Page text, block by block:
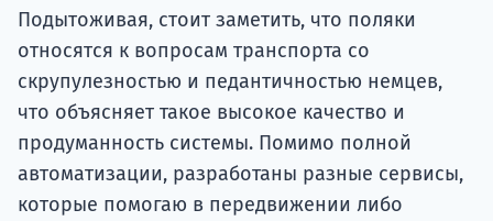
Подытоживая, стоит заметить, что поляки
относятся к вопросам транспорта со
скрупулезностью и педантичностью немцев,
что объясняет такое высокое качество и
продуманность системы. Помимо полной
автоматизации, разработаны разные сервисы,
которые помогаю в передвижении либо